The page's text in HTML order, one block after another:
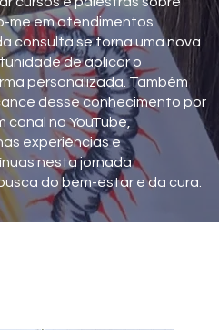
me em atendimentos
consulta se torna uma nova
de aplicar o
personalizada. Também
desse conhecimento por
canal no YouTube,
experiências e
nesta jornada
do bem-estar e da cura.